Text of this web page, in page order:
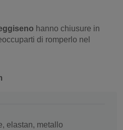
hanno chiusure in
di romperlo nel
elastan, metallo